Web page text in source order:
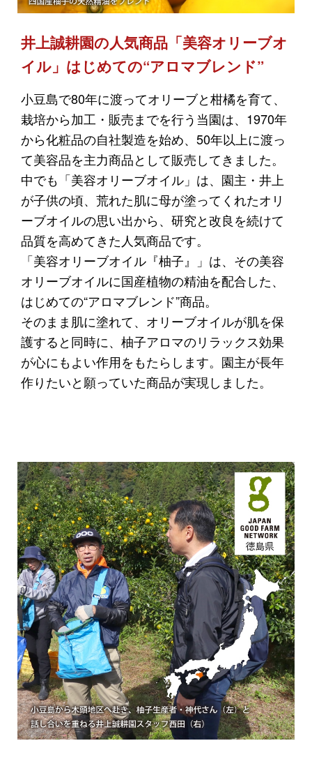
井上誠耕園の人気商品「美容オリーブオ
イル」はじめての“アロマブレンド”
小豆島で80年に渡ってオリーブと柑橘を育て、
栽培から加工・販売までを行う当園は、1970年
から化粧品の自社製造を始め、50年以上に渡っ
て美容品を主力商品として販売してきました。
中でも「美容オリーブオイル」は、園主・井上
が子供の頃、荒れた肌に母が塗ってくれたオリ
ーブオイルの思い出から、研究と改良を続けて
品質を高めてきた人気商品です。
「美容オリーブオイル『柚子』」は、その美容
オリーブオイルに国産植物の精油を配合した、
はじめての“アロマブレンド”商品。
そのまま肌に塗れて、オリーブオイルが肌を保
護すると同時に、柚子アロマのリラックス効果
が心にもよい作用をもたらします。園主が長年
作りたいと願っていた商品が実現しました。